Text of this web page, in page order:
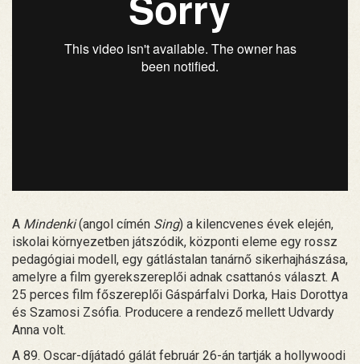
A Mindenki(angol címén Sing) a kilencvenes évek elején,
iskolai környezetben játszódik, központi eleme egy rossz
pedagógiai modell, egy gátlástalan tanárnő sikerhajhászása,
amelyre a film gyerekszereplői adnak csattanós választ. A
25 perces film főszereplői Gáspárfalvi Dorka, Hais Dorottya
és Szamosi Zsófia. Producere a rendező mellett Udvardy
Anna volt.
A 89. Oscar-díjátadó gálát február 26-án tartják a hollywoodi